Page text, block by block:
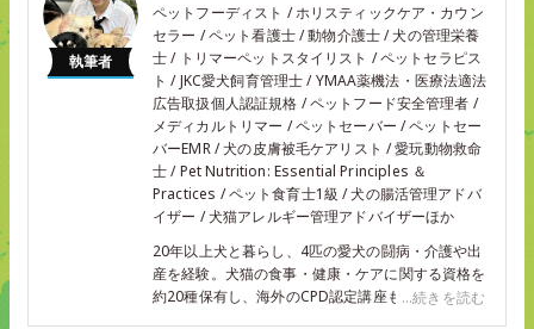
執筆者
ペットフーディスト / ホリスティックケア・カウン
セラー / ペット看護士 / 動物介護士 / 犬の管理栄養
士 / トリマーペットスタイリスト / ペットセラピス
ト / JKC愛犬飼育管理士 / YMAA薬機法・医療法適法
広告取扱個人認証規格 / ペットフード安全管理者 /
メディカルトリマー / ペットセーバー / ペットセー
バーEMR / 犬の皮膚被毛ケアリスト / 愛玩動物救命
士 / Pet Nutrition: Essential Principles ＆
Practices / ペット食育士1級 / 犬の腸活管理アドバ
イザー / 犬猫アレルギー管理アドバイザーほか
...続きを読む
20年以上犬と暮らし、4匹の愛犬の闘病・介護や出
産を経験。犬猫の食事・健康・ケアに関する資格を
約20種保有し、海外のCPD認定講座も複数修了して